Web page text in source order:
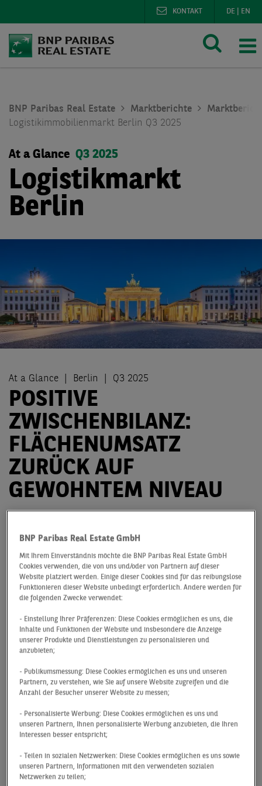
DE EN
KONTAKT
BNP Paribas Real Estate Marktberichte
Logistikimmobilienmarkt Berlin Q3 2025
At a Glance Q3 2025
Logistikmarkt
Berlin
At a Glance Berlin Q3 2025
POSITIVE
ZWISCHENBILANZ:
FLÄCHENUMSATZ
ZURÜCK AUF
GEWOHNTEM NIVEAU
m² bis zum Ende des dritten Quartals eine positive
Zwischenbilanz. So konnte das Ergebnis aus dem
vergleichbaren Vorjahres-zeitraum um fast 50 %
übertroffen werden. Zwar unterschreitet der
aktuelle Flächenumsatz den langjährigen
Durchschnitt um knapp 11 %, allerdings wird dieser
auch nach wie vor vom Tesla-Werk in Grünheide
beeinflusst, das 2022 mit mehr als 300.000 m² in
das Ergebnis geflossen ist. Rechnet man diesen
Sondereffekt heraus, liegt das aktuelle Resultat
nahezu exakt im langjährigen Schnitt. Dies ist ein
Logistikflächennachfrage in der Hauptstadt nach
einer Schwächephase im Vorjahr wieder deutlich ins
Positive gedreht ist. Insbesondere innerstädtische
Flächen, mit entsprechender Nähe zum
Absatzmarkt, werden derzeit stark nachgefragt.
BNP Paribas Real Estate GmbH
Mit Ihrem Einverständnis möchte die BNP Paribas Real Estate GmbH
Cookies verwenden, die von uns und/oder von Partnern auf dieser
Website platziert werden. Einige dieser Cookies sind für das reibungslose
Funktionieren dieser Website unbedingt erforderlich. Andere werden für
die folgenden Zwecke verwendet:
- Einstellung Ihrer Präferenzen: Diese Cookies ermöglichen es uns, die
Inhalte und Funktionen der Website und insbesondere die Anzeige
unserer Produkte und Dienstleistungen zu personalisieren und
anzubieten;
- Publikumsmessung: Diese Cookies ermöglichen es uns und unseren
Partnern, zu verstehen, wie Sie auf unsere Website zugreifen und die
Anzahl der Besucher unserer Website zu messen;
- Personalisierte Werbung: Diese Cookies ermöglichen es uns und
unseren Partnern, Ihnen personalisierte Werbung anzubieten, die Ihren
Interessen besser entspricht;
- Teilen in sozialen Netzwerken: Diese Cookies ermöglichen es uns sowie
unseren Partnern, Informationen mit den verwendeten sozialen
Netzwerken zu teilen;